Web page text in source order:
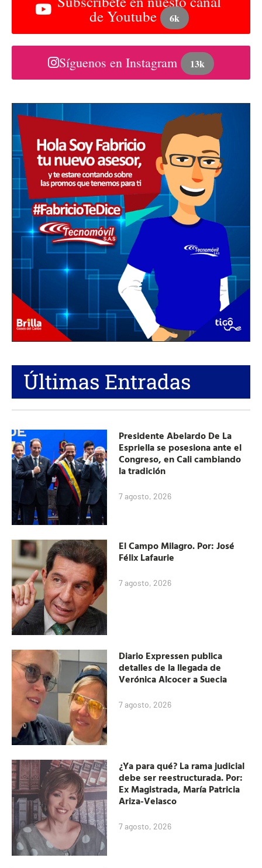
de Youtube 6k
Síguenos en Instagram 13k
Últimas Entradas
Presidente Abelardo De La
Espriella se posesiona ante el
Congreso, en Cali cambiando
la tradición
7 agosto, 2026
El Campo Milagro. Por: José
Félix Lafaurie
7 agosto, 2026
Diario Expressen publica
detalles de la llegada de
Verónica Alcocer a Suecia
7 agosto, 2026
¿Ya para qué? La rama judicial
debe ser reestructurada. Por:
Ex Magistrada, María Patricia
Ariza-Velasco
7 agosto, 2026